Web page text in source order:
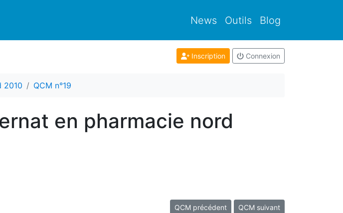
News Outils Blog
Inscription Connexion
2010 QCM n°19
en pharmacie nord
QCM précédent QCM suivant